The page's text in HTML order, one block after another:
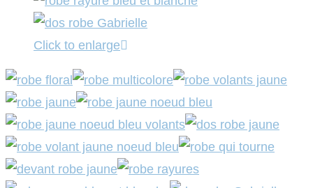
Click to enlarge